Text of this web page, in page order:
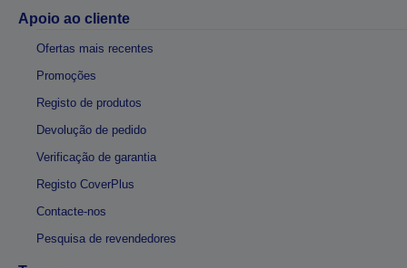
Apoio ao cliente
Ofertas mais recentes
Promoções
Registo de produtos
Devolução de pedido
Verificação de garantia
Registo CoverPlus
Contacte-nos
Pesquisa de revendedores